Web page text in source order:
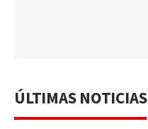
ÚLTIMAS NOTICIAS